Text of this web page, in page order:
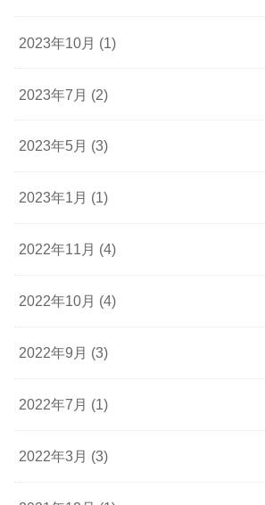
2023年10月 (1)
2023年7月 (2)
2023年5月 (3)
2023年1月 (1)
2022年11月 (4)
2022年10月 (4)
2022年9月 (3)
2022年7月 (1)
2022年3月 (3)